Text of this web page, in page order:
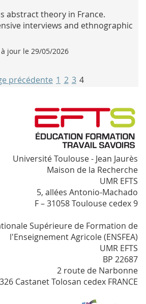
abstract theory in France.
interviews and ethnographic
jour le 29/05/2026
précédente 1 2 3 4
Université Toulouse - Jean Jaurès
Maison de la Recherche
UMR EFTS
5, allées Antonio-Machado
F – 31058 Toulouse cedex 9
Supérieure de Formation de
l'Enseignement Agricole (ENSFEA)
UMR EFTS
BP 22687
2 route de Narbonne
Castanet Tolosan cedex FRANCE